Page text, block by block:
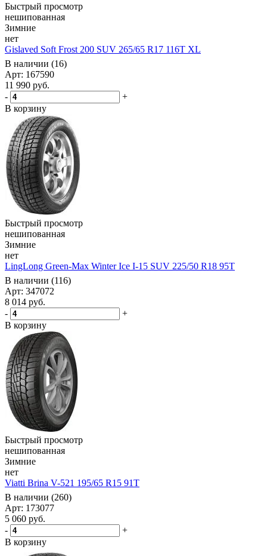
Быстрый просмотр
нешипованная
Зимние
нет
Gislaved Soft Frost 200 SUV 265/65 R17 116T XL
В наличии (16)
Арт: 167590
11 990 руб.
-
+
В корзину
Быстрый просмотр
нешипованная
Зимние
нет
LingLong Green-Max Winter Ice I-15 SUV 225/50 R18 95T
В наличии (116)
Арт: 347072
8 014 руб.
-
+
В корзину
Быстрый просмотр
нешипованная
Зимние
нет
Viatti Brina V-521 195/65 R15 91T
В наличии (260)
Арт: 173077
5 060 руб.
-
+
В корзину